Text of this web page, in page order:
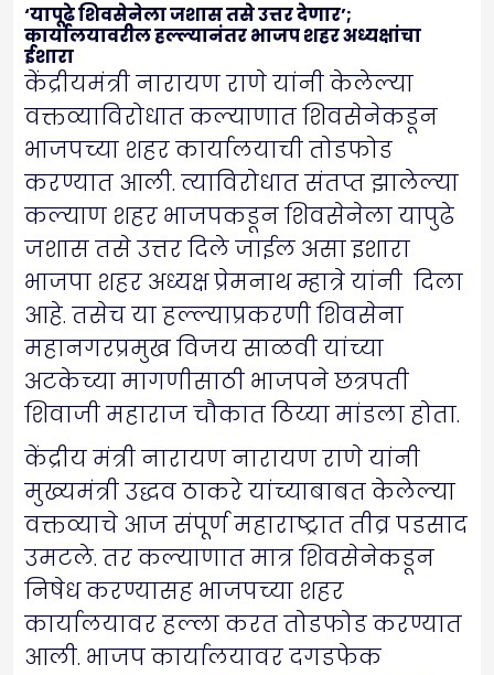
‘यापूढे शिवसेनेला जशास तसे उत्तर देणार’;
कार्यालयावरील हल्ल्यानंतर भाजप शहर अध्यक्षांचा
ईशारा
केंद्रीयमंत्री नारायण राणे यांनी केलेल्या
वक्तव्याविरोधात कल्याणात शिवसेनेकडून
भाजपच्या शहर कार्यालयाची तोडफोड
करण्यात आली. त्याविरोधात संतप्त झालेल्या
कल्याण शहर भाजपकडून शिवसेनेला यापुढे
जशास तसे उत्तर दिले जाईल असा इशारा
भाजपा शहर अध्यक्ष प्रेमनाथ म्हात्रे यांनी दिला
आहे. तसेच या हल्ल्याप्रकरणी शिवसेना
महानगरप्रमुख विजय साळवी यांच्या
अटकेच्या मागणीसाठी भाजपने छत्रपती
शिवाजी महाराज चौकात ठिय्या मांडला होता.
केंद्रीय मंत्री नारायण नारायण राणे यांनी
मुख्यमंत्री उद्धव ठाकरे यांच्याबाबत केलेल्या
वक्तव्याचे आज संपूर्ण महाराष्ट्रात तीव्र पडसाद
उमटले. तर कल्याणात मात्र शिवसेनेकडून
निषेध करण्यासह भाजपच्या शहर
कार्यालयावर हल्ला करत तोडफोड करण्यात
आली. भाजप कार्यालयावर दगडफेक